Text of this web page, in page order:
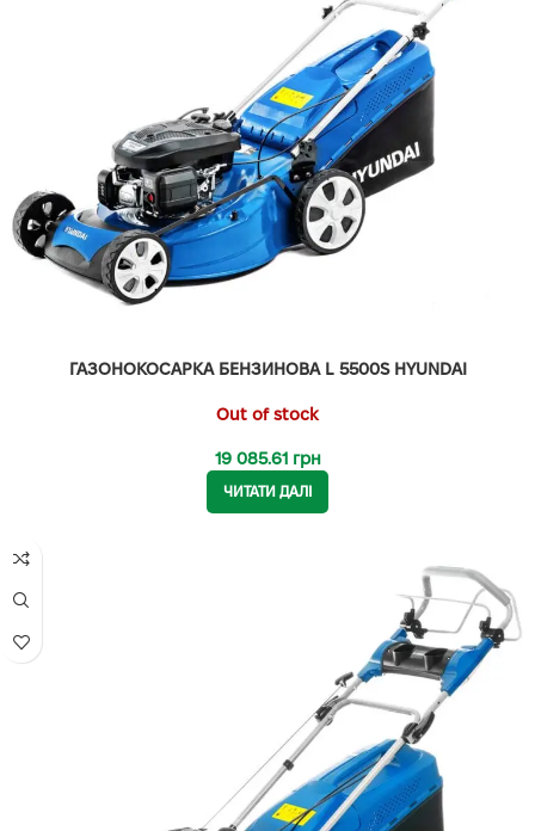
ГАЗОНОКОСАРКА БЕНЗИНОВА L 5500S HYUNDAI
Out of stock
19 085.61 грн
ЧИТАТИ ДАЛІ